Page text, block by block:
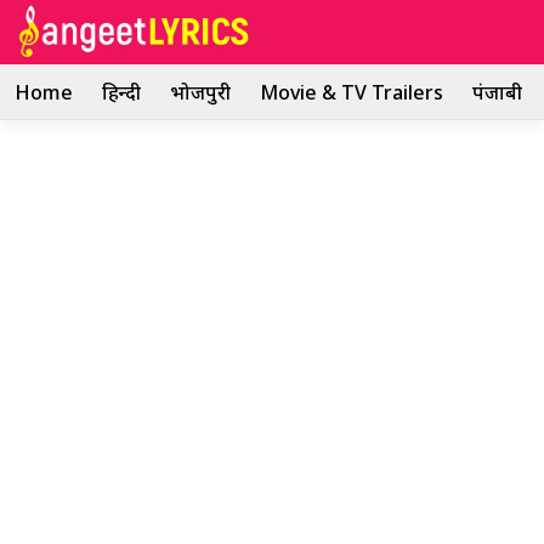
Skip
Home हिन्दी भोजपुरी Movie & TV Trailers पंजाबी